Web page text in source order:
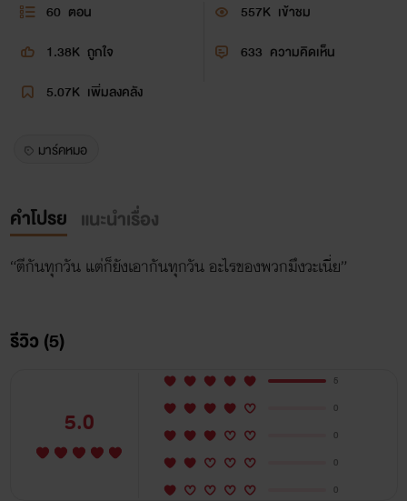
60 ตอน 557K เข้าชม
1.38K ถูกใจ 633 ความคิดเห็น
5.07K เพิ่มลงคลัง
มาร์คหมอ
คำโปรย แนะนำเรื่อง
“ตีกันทุกวัน แต่ก็ยังเอากันทุกวัน อะไรของพวกมึงวะเนี่ย”
รีวิว (5)
5.0
5
0
0
0
0